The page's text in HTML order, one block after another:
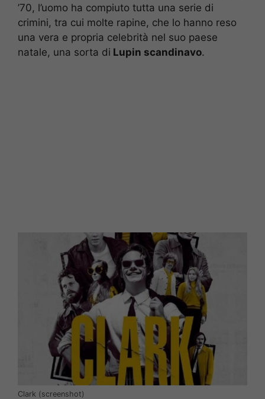
’70, l’uomo ha compiuto tutta una serie di
crimini, tra cui molte rapine, che lo hanno reso
una vera e propria celebrità nel suo paese
natale, una sorta di Lupin scandinavo.
Clark (screenshot)